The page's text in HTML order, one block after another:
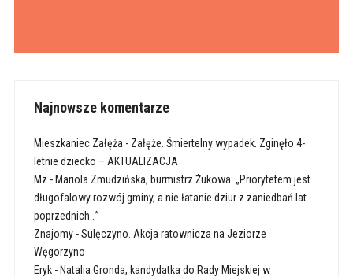
Najnowsze komentarze
Mieszkaniec Załęża - Załęże. Śmiertelny wypadek. Zginęło 4-
letnie dziecko – AKTUALIZACJA
Mz - Mariola Zmudzińska, burmistrz Żukowa: „Priorytetem jest
długofalowy rozwój gminy, a nie łatanie dziur z zaniedbań lat
poprzednich…”
Znajomy-Sulęczyno. Akcja ratownicza na Jeziorze
Węgorzyno
Eryk- Natalia Gronda, kandydatka do Rady Miejskiej w